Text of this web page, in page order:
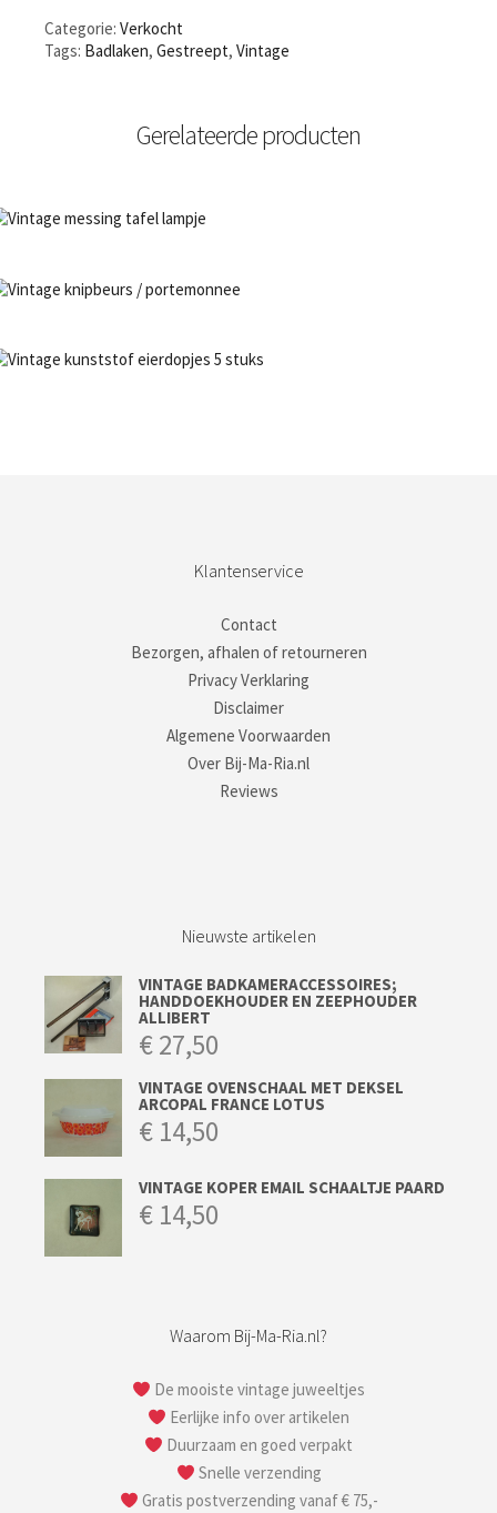
Categorie: Verkocht
Tags: Badlaken, Gestreept, Vintage
Gerelateerde producten
Klantenservice
Contact
Bezorgen, afhalen of retourneren
Privacy Verklaring
Disclaimer
Algemene Voorwaarden
Over Bij-Ma-Ria.nl
Reviews
Nieuwste artikelen
VINTAGE BADKAMERACCESSOIRES;
HANDDOEKHOUDER EN ZEEPHOUDER
ALLIBERT
€27,50
VINTAGE OVENSCHAAL MET DEKSEL
ARCOPAL FRANCE LOTUS
€ 14,50
VINTAGE KOPER EMAIL SCHAALTJE PAARD
€ 14,50
Waarom Bij-Ma-Ria.nl?
De mooiste vintage juweeltjes
Eerlijke info over artikelen
Duurzaam en goed verpakt
Snelle verzending
Gratis postverzending vanaf € 75,-